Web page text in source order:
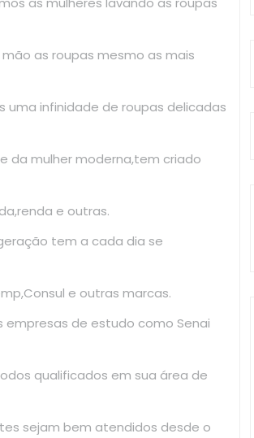
as roupas mesmo as mais
uma infinidade de roupas delicadas
da mulher moderna,tem criado
e outras.
tem a cada dia se
e outras marcas.
de estudo como Senai
qualificados em sua área de
sejam bem atendidos desde o